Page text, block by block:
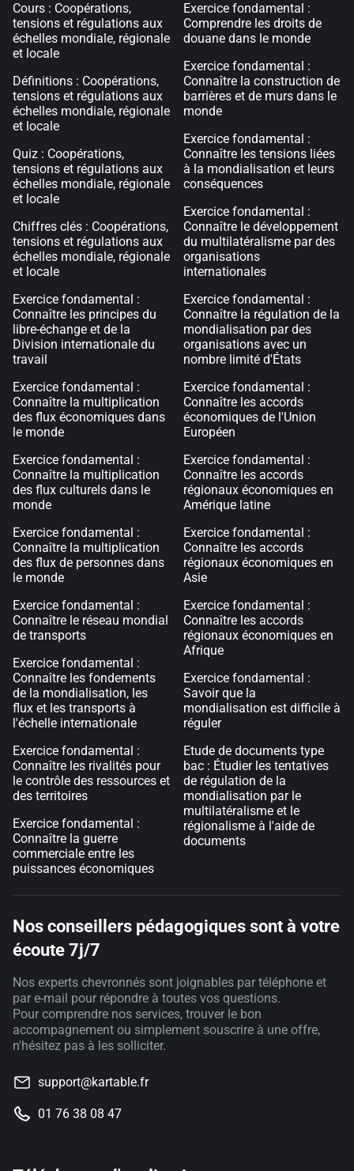
Cours : Coopérations,
tensions et régulations aux
échelles mondiale, régionale
et locale
Définitions : Coopérations,
tensions et régulations aux
échelles mondiale, régionale
et locale
Quiz : Coopérations,
tensions et régulations aux
échelles mondiale, régionale
et locale
Chiffres clés : Coopérations,
tensions et régulations aux
échelles mondiale, régionale
et locale
Exercice fondamental :
Connaître les principes du
libre-échange et de la
Division internationale du
travail
Exercice fondamental :
Connaître la multiplication
des flux économiques dans
le monde
Exercice fondamental :
Connaître la multiplication
des flux culturels dans le
monde
Exercice fondamental :
Connaître la multiplication
des flux de personnes dans
le monde
Exercice fondamental :
Connaître le réseau mondial
de transports
Exercice fondamental :
Connaître les fondements
de la mondialisation, les
flux et les transports à
l'échelle internationale
Exercice fondamental :
Connaître les rivalités pour
le contrôle des ressources et
des territoires
Exercice fondamental :
Connaître la guerre
commerciale entre les
puissances économiques
Exercice fondamental :
Comprendre les droits de
douane dans le monde
Exercice fondamental :
Connaître la construction de
barrières et de murs dans le
monde
Exercice fondamental :
Connaître les tensions liées
à la mondialisation et leurs
conséquences
Exercice fondamental :
Connaître le développement
du multilatéralisme par des
organisations
internationales
Exercice fondamental :
Connaître la régulation de la
mondialisation par des
organisations avec un
nombre limité d'États
Exercice fondamental :
Connaître les accords
économiques de l'Union
Européen
Exercice fondamental :
Connaître les accords
régionaux économiques en
Amérique latine
Exercice fondamental :
Connaître les accords
régionaux économiques en
Asie
Exercice fondamental :
Connaître les accords
régionaux économiques en
Afrique
Exercice fondamental :
Savoir que la
mondialisation est difficile à
réguler
Etude de documents type
bac : Étudier les tentatives
de régulation de la
mondialisation par le
multilatéralisme et le
régionalisme à l'aide de
documents
Nos conseillers pédagogiques sont à votre
écoute 7j/7
Nos experts chevronnés sont joignables par téléphone et
par e-mail pour répondre à toutes vos questions.
Pour comprendre nos services, trouver le bon
accompagnement ou simplement souscrire à une offre,
n'hésitez pas à les solliciter.
support@kartable.fr
01 76 38 08 47